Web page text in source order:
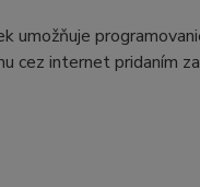
cez internet pridaním